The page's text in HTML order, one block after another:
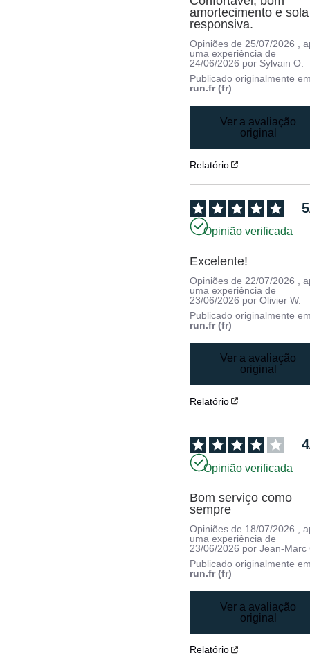
amortecimento e sola
responsiva.
Opiniões de25/07/2026 ,
uma experiência de
24/06/2026 por Sylvain O.
Publicado originalmente
run.fr (fr)
Ver a avaliação
original
Relatório
5
Opinião verificada
Excelente!
Opiniões de 22/07/2026
,
uma experiência de
23/06/2026 porOlivier W.
Publicado originalmente
run.fr (fr)
Ver a avaliação
original
Relatório
4
Opinião verificada
Bom serviço como
sempre
Opiniões de 18/07/2026
,
uma experiência de
23/06/2026 porJean-Marc
Publicado originalmente
run.fr (fr)
Ver a avaliação
original
Relatório